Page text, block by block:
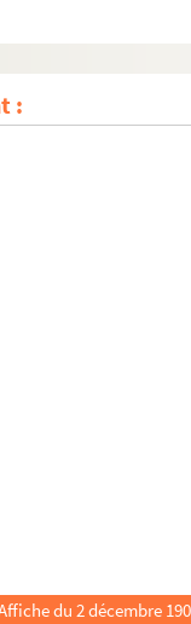
:
du 2 décembre